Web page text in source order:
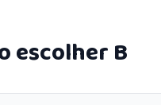
escolher B